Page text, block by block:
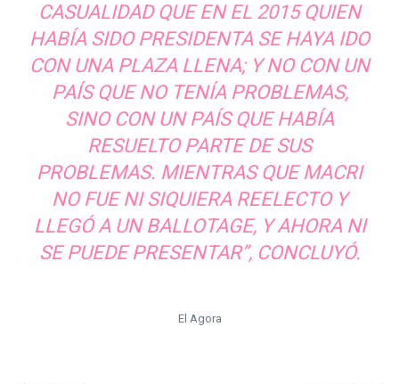
CASUALIDAD QUE EN EL 2015 QUIEN
HABÍA SIDO PRESIDENTA SE HAYA IDO
CON UNA PLAZA LLENA; Y NO CON UN
PAÍS QUE NO TENÍA PROBLEMAS,
SINO CON UN PAÍS QUE HABÍA
RESUELTO PARTE DE SUS
PROBLEMAS. MIENTRAS QUE MACRI
NO FUE NI SIQUIERA REELECTO Y
LLEGÓ A UN BALLOTAGE, Y AHORA NI
SE PUEDE PRESENTAR”, CONCLUYÓ.
El Agora